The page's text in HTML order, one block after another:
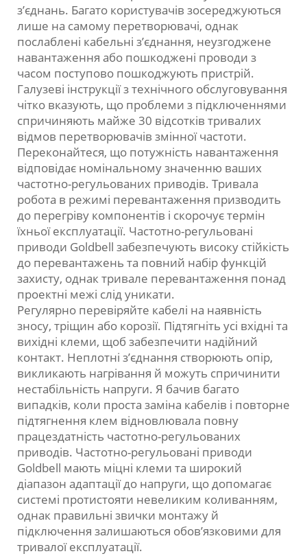
з’єднань. Багато користувачів зосереджуються
лише на самому перетворювачі, однак
послаблені кабельні з’єднання, неузгоджене
навантаження або пошкоджені проводи з
часом поступово пошкоджують пристрій.
Галузеві інструкції з технічного обслуговування
чітко вказують, що проблеми з підключеннями
спричиняють майже 30 відсотків тривалих
відмов перетворювачів змінної частоти.
Переконайтеся, що потужність навантаження
відповідає номінальному значенню ваших
частотно-регульованих приводів. Тривала
робота в режимі перевантаження призводить
до перегріву компонентів і скорочує термін
їхньої експлуатації. Частотно-регульовані
приводи Goldbell забезпечують високу стійкість
до перевантажень та повний набір функцій
захисту, однак тривале перевантаження понад
проектні межі слід уникати.
Регулярно перевіряйте кабелі на наявність
зносу, тріщин або корозії. Підтягніть усі вхідні та
вихідні клеми, щоб забезпечити надійний
контакт. Неплотні з’єднання створюють опір,
викликають нагрівання й можуть спричинити
нестабільність напруги. Я бачив багато
випадків, коли проста заміна кабелів і повторне
підтягнення клем відновлювала повну
працездатність частотно-регульованих
приводів. Частотно-регульовані приводи
Goldbell мають міцні клеми та широкий
діапазон адаптації до напруги, що допомагає
системі протистояти невеликим коливанням,
однак правильні звички монтажу й
підключення залишаються обов’язковими для
тривалої експлуатації.